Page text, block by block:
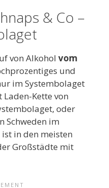
& Co –
von Alkohol vom
und
im Systembolaget
Kette von
oder
Schweden im
in den meisten
Großstädte mit